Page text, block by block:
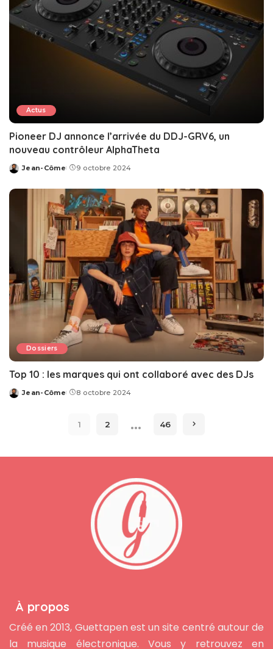
Actus
Pioneer DJ annonce l’arrivée du DDJ-GRV6, un
nouveau contrôleur AlphaTheta
Posted
Jean-Côme 9 octobre 2024
Dossiers
Top 10 : les marques qui ont collaboré avec des DJs
Posted
Jean-Côme 8 octobre 2024
1 2 … 46
À propos
Créé en 2013, Guettapen est un site centré autour de
la musique électronique. Vous y retrouvez en